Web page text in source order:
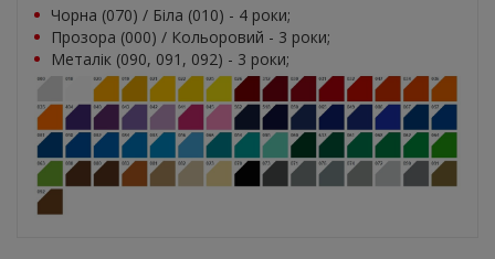
Чорна (070) / Біла (010) - 4 роки;
Прозора (000) / Кольоровий - 3 роки;
Металік (090, 091, 092) - 3 роки;